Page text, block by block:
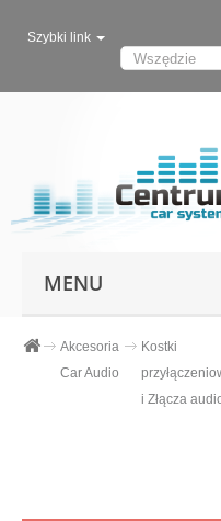
Szybki link
MENU
Akcesoria
Car Audio
Kostki
i Złącza